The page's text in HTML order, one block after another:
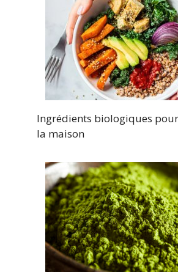
Ingrédients biologiques
la maison